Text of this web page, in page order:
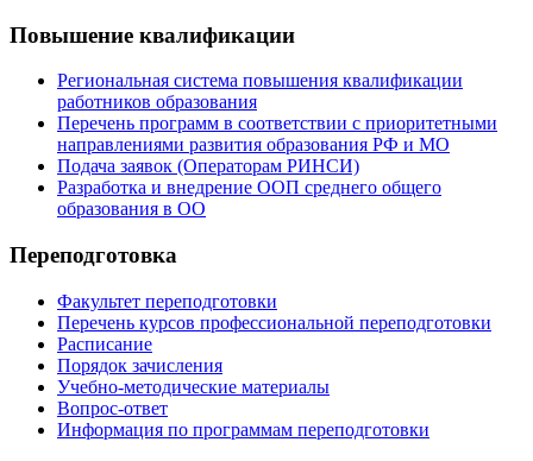
Повышение квалификации
Региональная система повышения квалификации
работников образования
Перечень программ в соответствии с приоритетными
направлениями развития образования РФ и МО
Подача заявок (Операторам РИНСИ)
Разработка и внедрение ООП среднего общего
образования в ОО
Переподготовка
Факультет переподготовки
Перечень курсов профессиональной переподготовки
Расписание
Порядок зачисления
Учебно-методические материалы
Вопрос-ответ
Информация по программам переподготовки